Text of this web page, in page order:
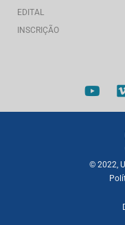
EDITAL
INSCRIÇÃO
© 2022,